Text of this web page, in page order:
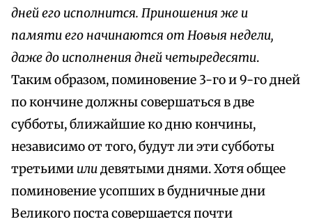
дней его исполнится. Приношения же и
памяти его начинаются от Новыя недели,
даже до исполнения дней четыредесяти.
Таким образом, поминовение 3-го и 9-го дней
по кончине должны совершаться в две
субботы, ближайшие ко дню кончины,
независимо от того, будут ли эти субботы
третьими илидевятыми днями. Хотя общее
поминовение усопших в будничные дни
Великого поста совершается почти